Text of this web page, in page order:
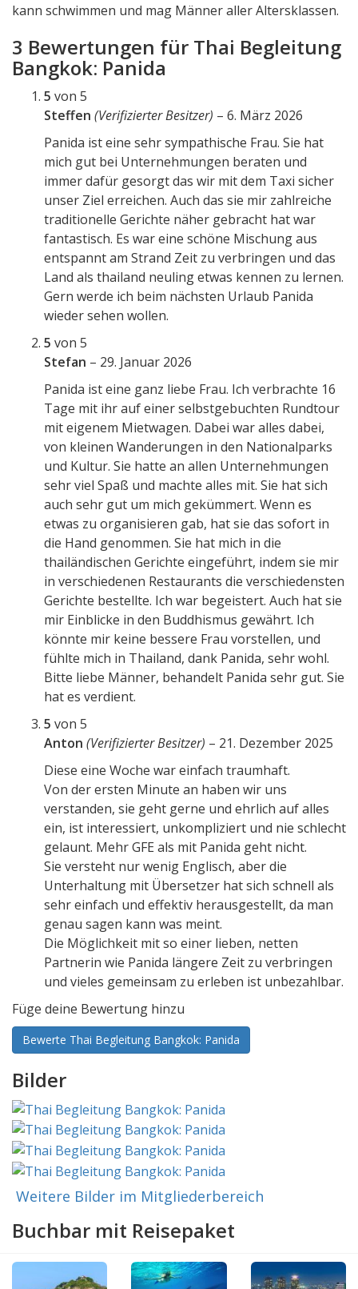
kann schwimmen und mag Männer aller Altersklassen.
3 Bewertungen für Thai Begleitung
Bangkok: Panida
5 von 5
Steffen (Verifizierter Besitzer) – 6. März 2026
Panida ist eine sehr sympathische Frau. Sie hat
mich gut bei Unternehmungen beraten und
immer dafür gesorgt das wir mit dem Taxi sicher
unser Ziel erreichen. Auch das sie mir zahlreiche
traditionelle Gerichte näher gebracht hat war
fantastisch. Es war eine schöne Mischung aus
entspannt am Strand Zeit zu verbringen und das
Land als thailand neuling etwas kennen zu lernen.
Gern werde ich beim nächsten Urlaub Panida
wieder sehen wollen.
5 von 5
Stefan – 29. Januar 2026
Panida ist eine ganz liebe Frau. Ich verbrachte 16
Tage mit ihr auf einer selbstgebuchten Rundtour
mit eigenem Mietwagen. Dabei war alles dabei,
von kleinen Wanderungen in den Nationalparks
und Kultur. Sie hatte an allen Unternehmungen
sehr viel Spaß und machte alles mit. Sie hat sich
auch sehr gut um mich gekümmert. Wenn es
etwas zu organisieren gab, hat sie das sofort in
die Hand genommen. Sie hat mich in die
thailändischen Gerichte eingeführt, indem sie mir
in verschiedenen Restaurants die verschiedensten
Gerichte bestellte. Ich war begeistert. Auch hat sie
mir Einblicke in den Buddhismus gewährt. Ich
könnte mir keine bessere Frau vorstellen, und
fühlte mich in Thailand, dank Panida, sehr wohl.
Bitte liebe Männer, behandelt Panida sehr gut. Sie
hat es verdient.
5 von 5
Anton (Verifizierter Besitzer) – 21. Dezember 2025
Diese eine Woche war einfach traumhaft.
Von der ersten Minute an haben wir uns
verstanden, sie geht gerne und ehrlich auf alles
ein, ist interessiert, unkompliziert und nie schlecht
gelaunt. Mehr GFE als mit Panida geht nicht.
Sie versteht nur wenig Englisch, aber die
Unterhaltung mit Übersetzer hat sich schnell als
sehr einfach und effektiv herausgestellt, da man
genau sagen kann was meint.
Die Möglichkeit mit so einer lieben, netten
Partnerin wie Panida längere Zeit zu verbringen
und vieles gemeinsam zu erleben ist unbezahlbar.
Füge deine Bewertung hinzu
Bewerte Thai Begleitung Bangkok: Panida
Bilder
Weitere Bilder im Mitgliederbereich
Buchbar mit Reisepaket